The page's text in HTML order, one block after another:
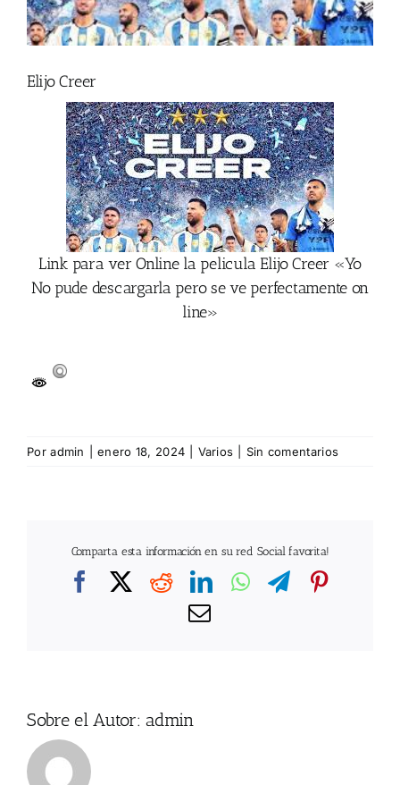
Elijo Creer
Link para ver Online la pelicula Elijo Creer «Yo
No pude descargarla pero se ve perfectamente on
line»
Poradmin enero 18, 2024 Varios Sin comentarios
Comparta esta información en su red Social favorita!
FacebookRedditLinkedIn
WhatsApp
Telegram
Correo
Sobre el Autor:admin